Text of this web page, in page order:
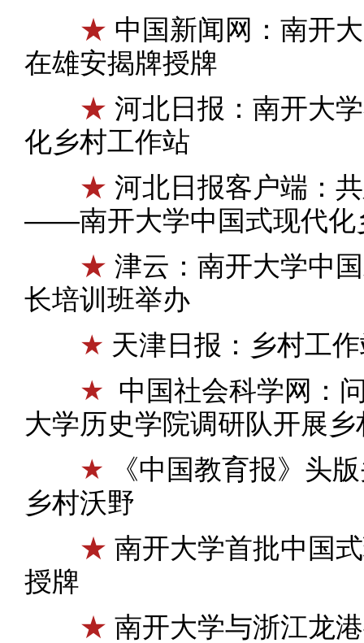
★ 中国新闻网：南开
在雄安揭牌授牌
★ 河北日报：南开大
化乡村工作站
★ 河北日报客户端：
——南开大学中国式现代化
★ 津云：南开大学中
长培训班举办
★ 天津日报：乡村工
★ 中国社会科学网：
大学历史学院调研队开展
★
《中国教育报》头
乡村沃野
★ 南开大学首批中国
授牌
★ 南开大学与浙江龙